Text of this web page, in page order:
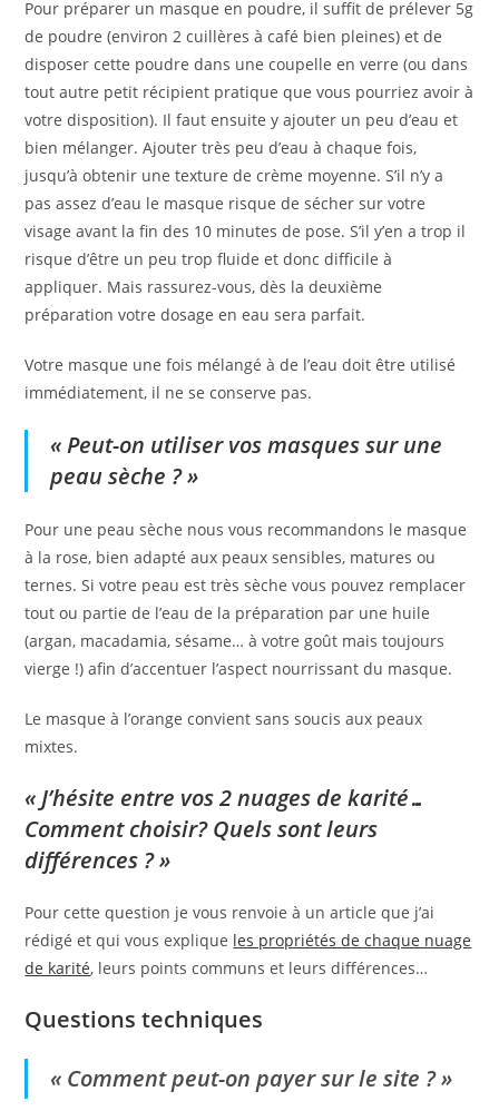
Pour préparer un masque en poudre, il suffit de prélever 5g
de poudre (environ 2 cuillères à café bien pleines) et de
disposer cette poudre dans une coupelle en verre (ou dans
tout autre petit récipient pratique que vous pourriez avoir à
votre disposition). Il faut ensuite y ajouter un peu d’eau et
bien mélanger. Ajouter très peu d’eau à chaque fois,
jusqu’à obtenir une texture de crème moyenne. S’il n’y a
pas assez d’eau le masque risque de sécher sur votre
visage avant la fin des 10 minutes de pose. S’il y’en a trop il
risque d’être un peu trop fluide et donc difficile à
appliquer. Mais rassurez-vous, dès la deuxième
préparation votre dosage en eau sera parfait.
Votre masque une fois mélangé à de l’eau doit être utilisé
immédiatement, il ne se conserve pas.
« Peut-on utiliser vos masques sur une
peau sèche ? »
Pour une peau sèche nous vous recommandons le masque
à la rose, bien adapté aux peaux sensibles, matures ou
ternes. Si votre peau est très sèche vous pouvez remplacer
tout ou partie de l’eau de la préparation par une huile
(argan, macadamia, sésame… à votre goût mais toujours
vierge !) afin d’accentuer l’aspect nourrissant du masque.
Le masque à l’orange convient sans soucis aux peaux
mixtes.
« J’hésite entre vos 2 nuages de karité…
Comment choisir? Quels sont leurs
différences ? »
Pour cette question je vous renvoie à un article que j’ai
rédigé et qui vous explique les propriétés de chaque nuage
de karité, leurs points communs et leurs différences…
Questions techniques
« Comment peut-on payer sur le site ? »